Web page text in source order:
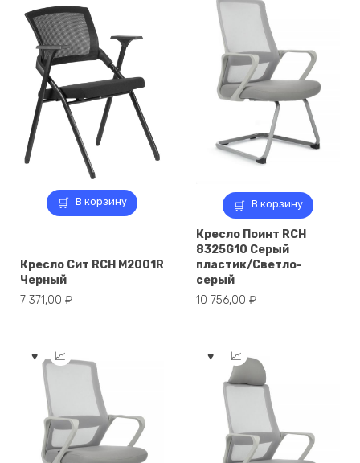
В корзину
Кресло Сит RCH M2001R
Черный
7 371,00 ₽
В корзину
Кресло Поинт RCH
8325G10 Серый
пластик/Светло-
серый
10 756,00 ₽